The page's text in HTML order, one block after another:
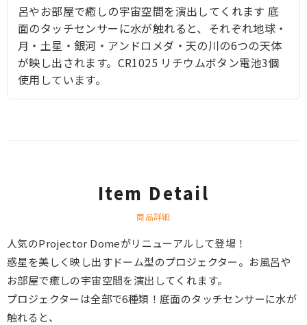
呂やお部屋で癒しの宇宙空間を演出してくれます 底
面のタッチセンサーに水が触れると、それぞれ地球・
月・土星・銀河・アンドロメダ・天の川の6つの天体
が映し出されます。CR1025 リチウムボタン電池3個
使用しています。
Item Detail
商品詳細
人気のProjector Domeがリニューアルして登場！
惑星を美しく映し出すドーム型のプロジェクター。お風呂や
お部屋で癒しの宇宙空間を演出してくれます。
プロジェクターは全部で6種類！底面のタッチセンサーに水が
触れると、